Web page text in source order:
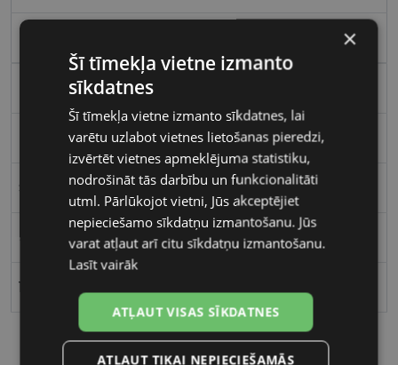
Plastmasa
Kvadrātveida
Sievietēm
54
16
×
Šī tīmekļa vietne izmanto
sīkdatnes
Šī tīmekļa vietne izmanto sīkdatnes, lai
varētu uzlabot vietnes lietošanas pieredzi,
izvērtēt vietnes apmeklējuma statistiku,
nodrošināt tās darbību un funkcionalitāti
utml. Pārlūkojot vietni, Jūs akceptējiet
nepieciešamo sīkdatņu izmantošanu. Jūs
varat atļaut arī citu sīkdatņu izmantošanu.
Lasīt vairāk
ATĻAUT VISAS SĪKDATNES
ATĻAUT TIKAI NEPIECIEŠAMĀS